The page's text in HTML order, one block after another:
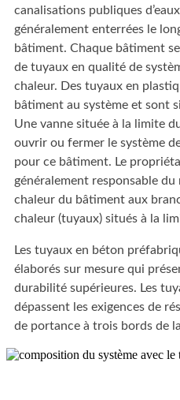
canalisations publiques
généralement enterrées le
bâtiment. Chaque bâtiment
de tuyaux en qualité de
chaleur. Des tuyaux en
bâtiment au système et sont
Une vanne située à la limite
ouvrir ou fermer le système
pour ce bâtiment. Le
généralement responsable
chaleur du bâtiment aux
chaleur (tuyaux) situés à la
Les tuyaux en béton
élaborés sur mesure qui
durabilité supérieures. Les
dépassent les exigences de
de portance à trois bords de